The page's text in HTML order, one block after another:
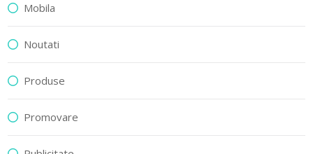
Mobila
Noutati
Produse
Promovare